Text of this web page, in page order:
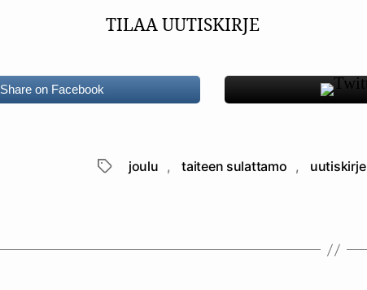
TILAA UUTISKIRJE
Share on Facebook
Avainsanat
joulu , taiteen sulattamo , uutiskirje